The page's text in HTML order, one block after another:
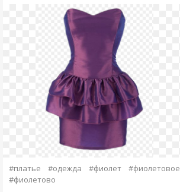
#платье #одежда #фиолет
#фиолетовое
#фиолетово